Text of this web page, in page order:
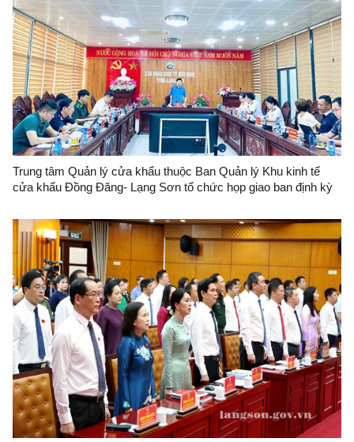
Trung tâm Quản lý cửa khẩu thuộc Ban Quản lý Khu kinh tế
cửa khẩu Đồng Đăng- Lạng Sơn tổ chức họp giao ban định kỳ